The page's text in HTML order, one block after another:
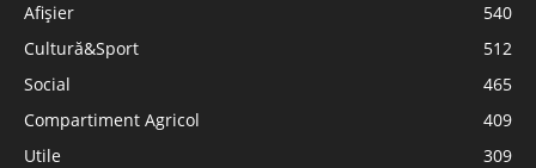
Afișier
540
Cultură&Sport
512
Social
465
Compartiment Agricol
409
Utile
309